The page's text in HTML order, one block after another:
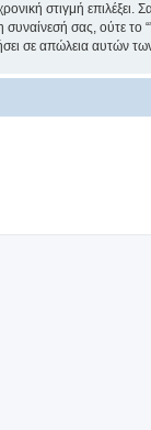
στιγμή επιλέξει.
συναίνεσή σας, ούτε
σε απώλεια αυτών